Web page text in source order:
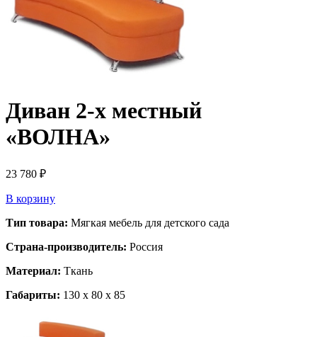
Диван 2-х местный
«ВОЛНА»
23 780 ₽
В корзину
Тип товара: Мягкая мебель для детского сада
Страна-производитель: Россия
Материал: Ткань
Габариты: 130 x 80 x 85